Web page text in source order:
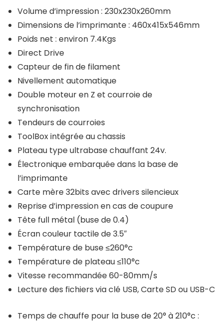
Volume d’impression : 230x230x260mm
Dimensions de l’imprimante : 460x415x546mm
Poids net : environ 7.4Kgs
Direct Drive
Capteur de fin de filament
Nivellement automatique
Double moteur en Z et courroie de
synchronisation
Tendeurs de courroies
ToolBox intégrée au chassis
Plateau type ultrabase chauffant 24v.
Électronique embarquée dans la base de
l’imprimante
Carte mère 32bits avec drivers silencieux
Reprise d’impression en cas de coupure
Tête full métal (buse de 0.4)
Écran couleur tactile de 3.5″
Température de buse ≤260°c
Température de plateau ≤110°c
Vitesse recommandée 60-80mm/s
Lecture des fichiers via clé USB, Carte SD ou USB-C
Temps de chauffe pour la buse de 20° à 210°c :